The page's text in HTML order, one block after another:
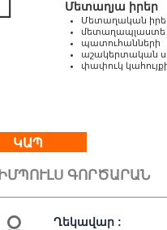
Մետաղյա իրեր
Մետաղական
մետաղապլաստե և
պատուհանների
աշակերտական
փափուկ
ԿԱՊ
ԻՄՊՈՒԼՍ ԳՈՐԾԱՐԱՆ
Ղեկավար :